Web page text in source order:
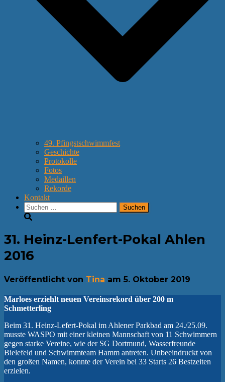
49. Pfingstschwimmfest
Geschichte
Protokolle
Fotos
Medaillen
Rekorde
Kontakt
Suchen
nach:
31. Heinz-Lenfert-Pokal Ahlen
2016
Veröffentlicht von Tina am 5. Oktober 2019
Marloes erziehlt neuen Vereinsrekord über 200 m
Schmetterling
Beim 31. Heinz-Lefert-Pokal im Ahlener Parkbad am 24./25.09.
musste WASPO mit einer kleinen Mannschaft von 11 Schwimmern
gegen starke Vereine, wie der SG Dortmund, Wasserfreunde
Bielefeld und Schwimmteam Hamm antreten. Unbeeindruckt von
den großen Namen, konnte der Verein bei 33 Starts 26 Bestzeiten
erzielen.